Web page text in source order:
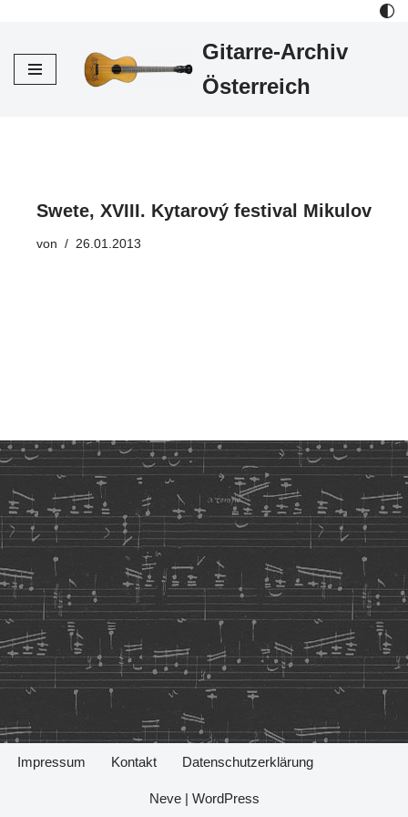
Inhalt
Gitarre-Archiv
Österreich
Swete, XVIII. Kytarový festival Mikulov
von 26.01.2013
Impressum Kontakt Datenschutzerklärung
Neve| WordPress